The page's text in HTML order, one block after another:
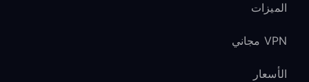
الميزات
VPN مجاني
الأسعار